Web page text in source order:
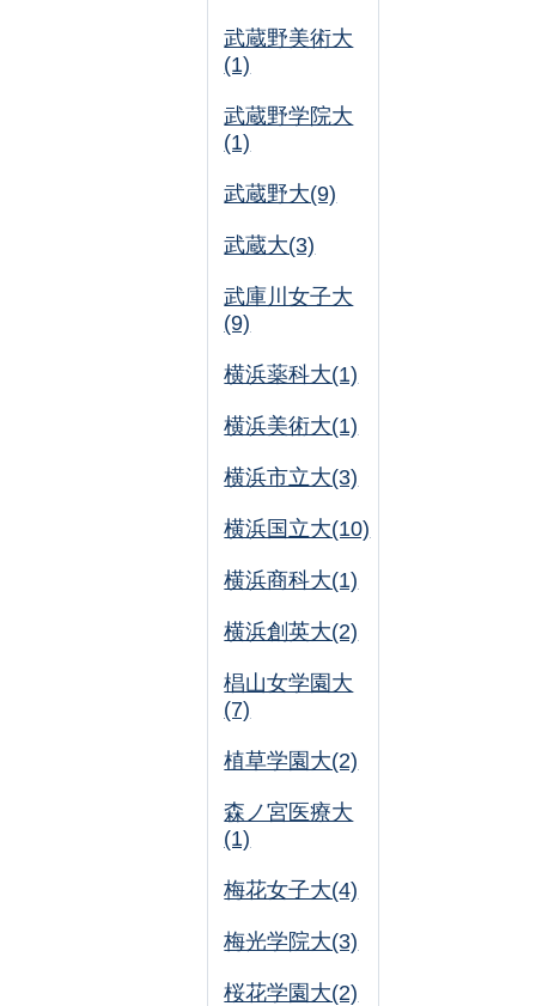
武蔵野美術大
(1)
武蔵野学院大
(1)
武蔵野大(9)
武蔵大(3)
武庫川女子大
(9)
横浜薬科大(1)
横浜美術大(1)
横浜市立大(3)
横浜国立大(10)
横浜商科大(1)
横浜創英大(2)
椙山女学園大
(7)
植草学園大(2)
森ノ宮医療大
(1)
梅花女子大(4)
梅光学院大(3)
桜花学園大(2)